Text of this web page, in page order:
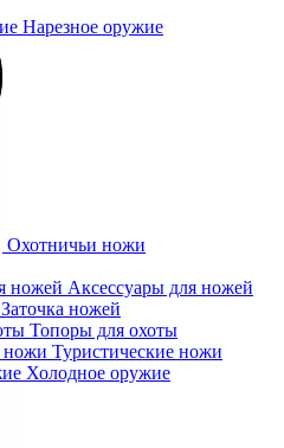
Нарезное оружие
Охотничьи ножи
Аксессуары для ножей
Заточка ножей
Топоры для охоты
Туристические ножи
Холодное оружие